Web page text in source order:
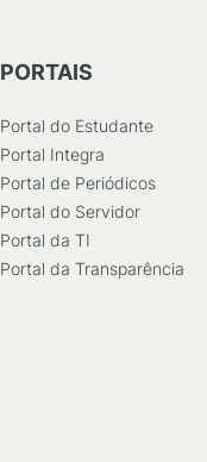
PORTAIS
Portal do Estudante
Portal Integra
Portal de Periódicos
Portal do Servidor
Portal da TI
Portal da Transparência